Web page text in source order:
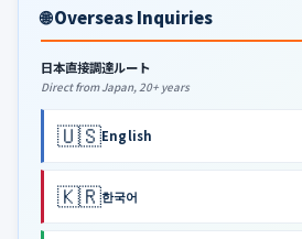
🌐 Overseas Inquiries
日本直接調達ルート
Direct from Japan, 20+ years
🇺🇸English
🇰🇷한국어